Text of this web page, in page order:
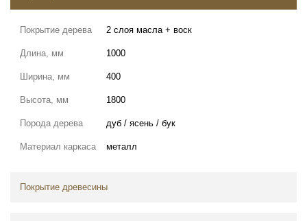
Покрытие дерева 2 слоя масла + воск
Длина, мм 1000
Ширина, мм 400
Высота, мм 1800
Порода дерева дуб / ясень / бук
Материал каркаса металл
Покрытие древесины